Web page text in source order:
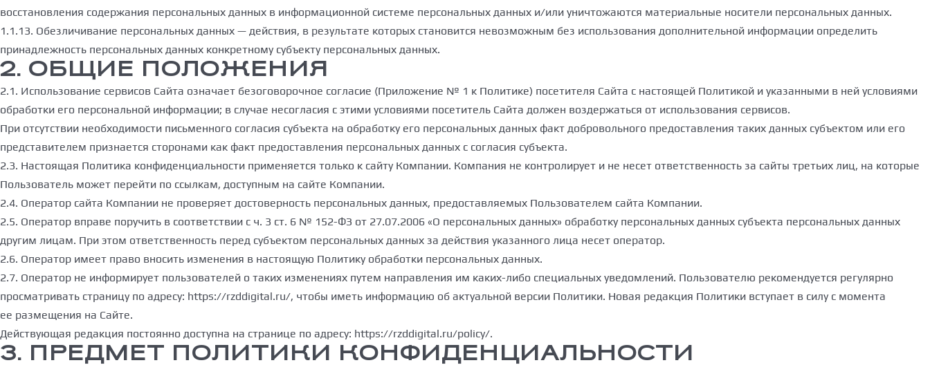
восстановления содержания персональных данных в информационной системе персональных данных и/или уничтожаются материальные носители персональных данных.
1.1.13. Обезличивание персональных данных — действия, в результате которых становится невозможным без использования дополнительной информации определить
принадлежность персональных данных конкретному субъекту персональных данных.
2. ОБЩИЕ ПОЛОЖЕНИЯ
2.1. Использование сервисов Сайта означает безоговорочное согласие (Приложение № 1 к Политике) посетителя Сайта с настоящей Политикой и указанными в ней условиями
обработки его персональной информации; в случае несогласия с этими условиями посетитель Сайта должен воздержаться от использования сервисов.
При отсутствии необходимости письменного согласия субъекта на обработку его персональных данных факт добровольного предоставления таких данных субъектом или его
представителем признается сторонами как факт предоставления персональных данных с согласия субъекта.
2.3. Настоящая Политика конфиденциальности применяется только к сайту Компании. Компания не контролирует и не несет ответственность за сайты третьих лиц, на которые
Пользователь может перейти по ссылкам, доступным на сайте Компании.
2.4. Оператор сайта Компании не проверяет достоверность персональных данных, предоставляемых Пользователем сайта Компании.
2.5. Оператор вправе поручить в соответствии с ч. 3 ст. 6 № 152-ФЗ от 27.07.2006 «О персональных данных» обработку персональных данных субъекта персональных данных
другим лицам. При этом ответственность перед субъектом персональных данных за действия указанного лица несет оператор.
2.6. Оператор имеет право вносить изменения в настоящую Политику обработки персональных данных.
2.7. Оператор не информирует пользователей о таких изменениях путем направления им каких-либо специальных уведомлений. Пользователю рекомендуется регулярно
просматривать страницу по адресу: https://rzddigital.ru/, чтобы иметь информацию об актуальной версии Политики. Новая редакция Политики вступает в силу с момента
ее размещения на Сайте.
Действующая редакция постоянно доступна на странице по адресу: https://rzddigital.ru/policy/.
3. ПРЕДМЕТ ПОЛИТИКИ КОНФИДЕНЦИАЛЬНОСТИ